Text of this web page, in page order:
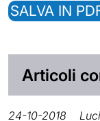
SALVA IN
Articoli
24-10-2018